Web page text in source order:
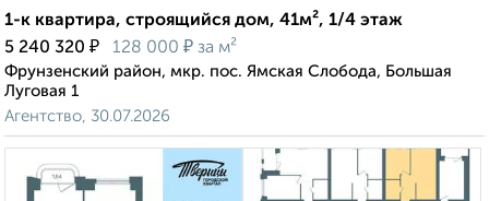
1-к квартира, строящийся дом, 41м², 1/4 этаж
5 240 320 ₽ 128 000 ₽ за м²
Фрунзенский район, мкр. пос. Ямская Слобода, Большая
Луговая 1
Агентство, 30.07.2026